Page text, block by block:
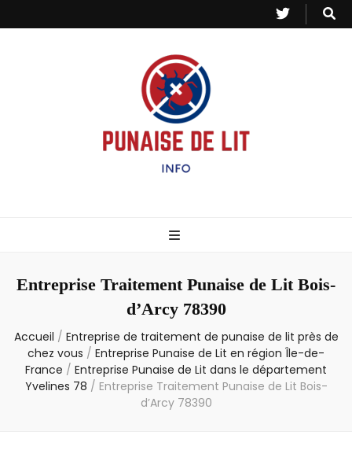
– Info
Entreprise Traitement Punaise de Lit Bois-
d’Arcy 78390
Accueil / Entreprise de traitement de punaise de lit près de
chez vous / Entreprise Punaise de Lit en région Île-de-
France / Entreprise Punaise de Lit dans le département
Yvelines 78 / Entreprise Traitement Punaise de Lit Bois-
d’Arcy 78390